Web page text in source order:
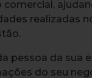
realizadas
pessoa da sua
do seu